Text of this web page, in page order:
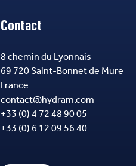
Contact
8 chemin du Lyonnais
69 720 Saint-Bonnet de Mure
France
contact@hydram.com
+33 (0) 4 72 48 90 05
+33 (0) 6 12 09 56 40